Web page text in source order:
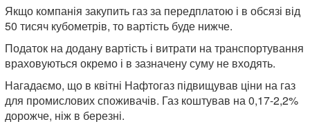
Якщо компанія закупить газ за передплатою і в обсязі від
50 тисяч кубометрів, то вартість буде нижче.
Податок на додану вартість і витрати на транспортування
враховуються окремо і в зазначену суму не входять.
Нагадаємо, що в квітні Нафтогаз підвищував ціни на газ
для промислових споживачів. Газ коштував на 0,17-2,2%
дорожче, ніж в березні.